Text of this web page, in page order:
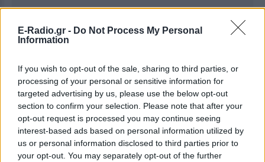
E-Radio.gr - Do Not Process My Personal
Information
If you wish to opt-out of the sale, sharing to third parties, or
processing of your personal or sensitive information for
targeted advertising by us, please use the below opt-out
section to confirm your selection. Please note that after your
opt-out request is processed you may continue seeing
interest-based ads based on personal information utilized by
us or personal information disclosed to third parties prior to
your opt-out. You may separately opt-out of the further
Ακολουθήστε το E-Radio.gr στοGoogle News
Διαβάστε περισσότερα θέματα γιαΜόδα
Ομορφιά,Σχέσειςκαι φυσικάCelebritiesστο νέο
Pink.gr !
Ακολουθήστε το E-Radio.gr και στο Instagram
ΔΙΑΦΗΜΙΣΗ